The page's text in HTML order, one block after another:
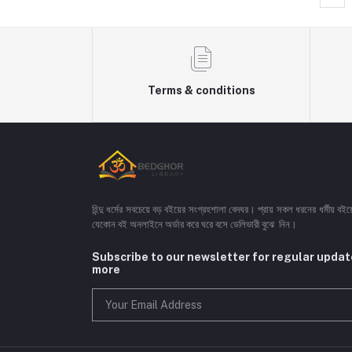
Terms & conditions
হিন্দু ধর্মের সবচেয়ে বড় বইয়ের সংগ্রহশালা বেদঘর। প্রায় সকল ধরনের ধর্মীয়
যেকোন বই অনলাইনে অর্ডার করে ঘরে বসে ডেলিভারী বুঝে নিন।
Subscribe to our newsletter for regular
more